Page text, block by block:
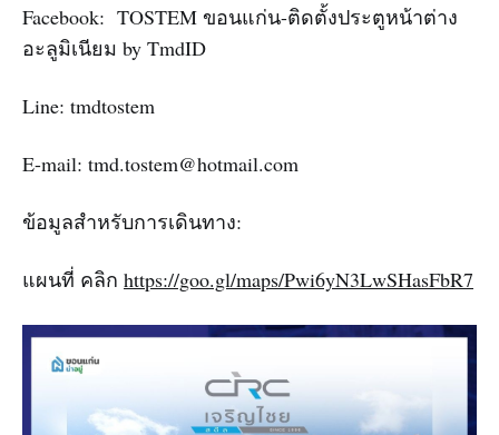
Facebook: TOSTEM ขอนแก่น-ติดตั้งประตูหน้าต่าง
อะลูมิเนียม by TmdID
Line: tmdtostem
E-mail: tmd.tostem@hotmail.com
ข้อมูลสำหรับการเดินทาง:
แผนที่ คลิก https://goo.gl/maps/Pwi6yN3LwSHasFbR7